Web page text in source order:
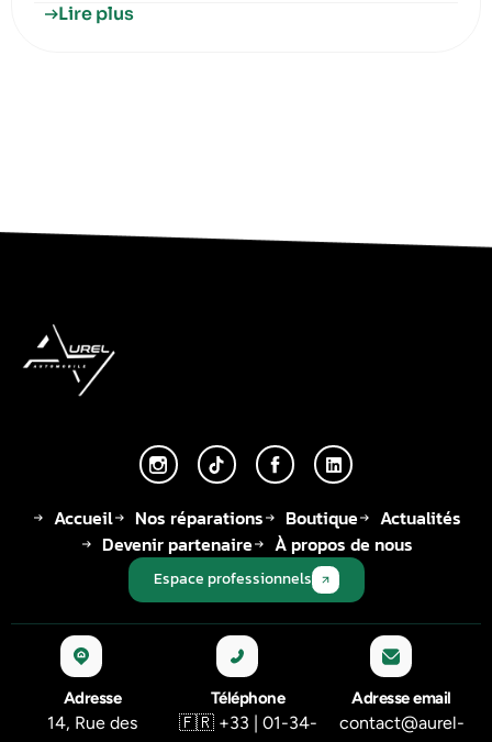
Lire plus
Accueil Nos réparations Boutique
Actualités
Devenir partenaire
À propos de nous
Espace professionnels
Adresse
14, Rue des
Téléphone
🇫🇷 +33 | 01-34-
Adresse email
contact@aurel-